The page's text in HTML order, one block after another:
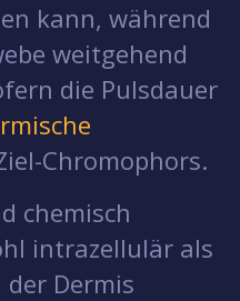
kann, während
weitgehend
die Pulsdauer
Chromophors.
chemisch
intrazellulär als
Dermis